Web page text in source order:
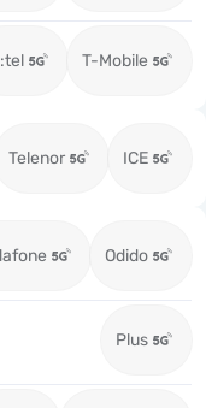
T-Mobile
Telenor ICE
Odido
Plus